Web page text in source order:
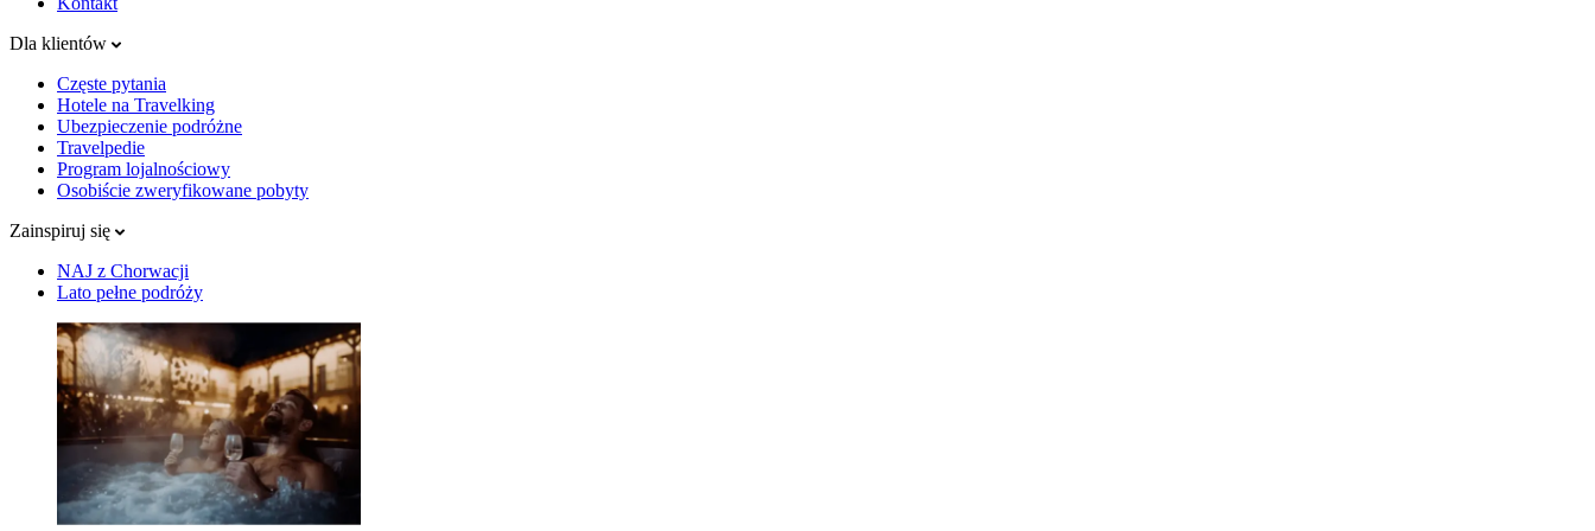
Dla klientów
Częste pytania
Hotele na Travelking
Ubezpieczenie podróżne
Travelpedie
Program lojalnościowy
Osobiście zweryfikowane pobyty
Zainspiruj się
NAJ z Chorwacji
Lato pełne podróży